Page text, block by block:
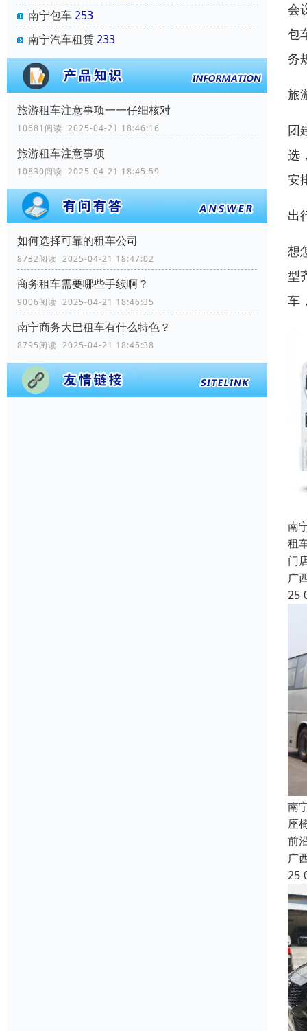
南宁包车253
南宁汽车租赁233
旅游租车注意事项一一仔细核对
10681阅读 2025-04-21 18:46:16
旅游租车注意事项
10830阅读 2025-04-21 18:45:59
如何选择可靠的租车公司
8732阅读 2025-04-21 18:47:02
商务租车需要哪些手续啊？
9006阅读 2025-04-21 18:46:35
南宁商务大巴租车有什么特色？
8795阅读 2025-04-21 18:45:38
会
包
务
旅
团
选
安
出
想
型
车
南
租
门
广
25-
南
座
前
广
25-